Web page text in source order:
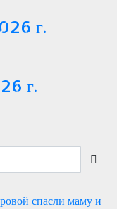
г.
г.
спасли маму и